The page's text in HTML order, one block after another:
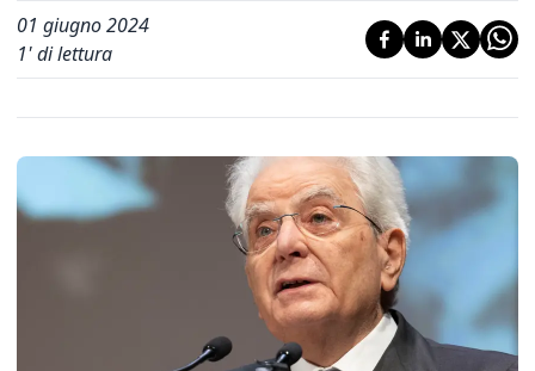
01 giugno 2024
1' di lettura